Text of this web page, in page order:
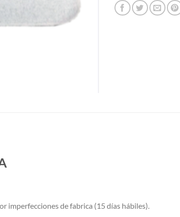
imperfecciones de fabrica (15 días hábiles).